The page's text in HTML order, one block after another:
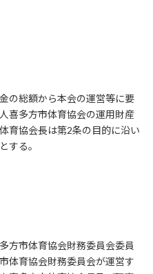
の総額から本会の運営等に要
喜多方市体育協会の運用財産
育協会長は第2条の目的に沿い
する。
方市体育協会財務委員会委員
体育協会財務委員会が運営す